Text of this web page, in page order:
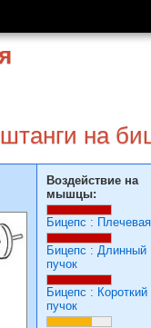
на
Воздействие на
мышцы:
Бицепс : Плечевая
Бицепс : Длинный
пучок
Бицепс : Короткий
пучок